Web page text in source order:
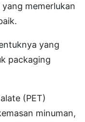
memerlukan
yang
packaging
(PET)
minuman,